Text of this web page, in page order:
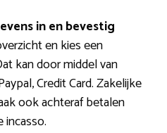
in en bevestig
en kies een
kan door middel van
Credit Card. Zakelijke
ook achteraf betalen